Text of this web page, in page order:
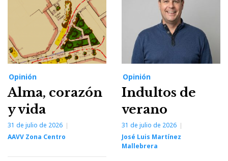
Opinión
Alma, corazón
y vida
31 de julio de 2026
AAVV Zona Centro
Opinión
Indultos de
verano
31 de julio de 2026
José Luis Martínez
Mallebrera